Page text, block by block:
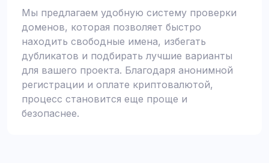
Мы предлагаем удобную систему проверки
доменов, которая позволяет быстро
находить свободные имена, избегать
дубликатов и подбирать лучшие варианты
для вашего проекта. Благодаря анонимной
регистрации и оплате криптовалютой,
процесс становится еще проще и
безопаснее.